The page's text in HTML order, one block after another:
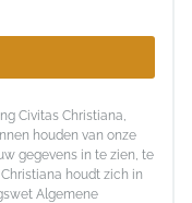
Civitas Christiana,
houden van onze
gegevens in te zien, te
houdt zich in
Algemene